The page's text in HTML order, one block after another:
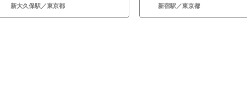
新大久保駅／東京都
新宿駅／東京都